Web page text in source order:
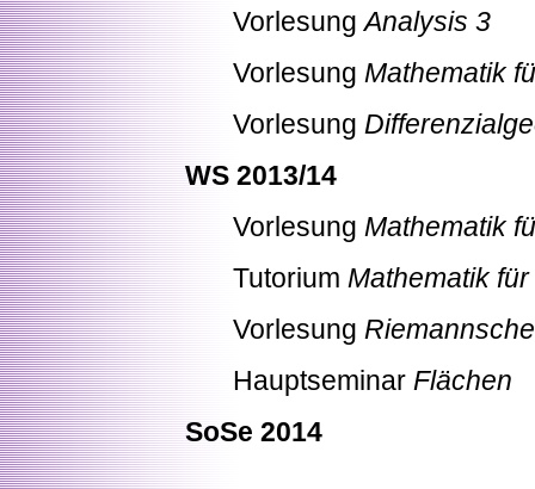
VorlesungAnalysis 3
Vorlesung Mathematik
Vorlesung
WS 2013/14
Vorlesung Mathematik
Tutorium Mathematik
Vorlesung
Hauptseminar Flächen
SoSe 2014